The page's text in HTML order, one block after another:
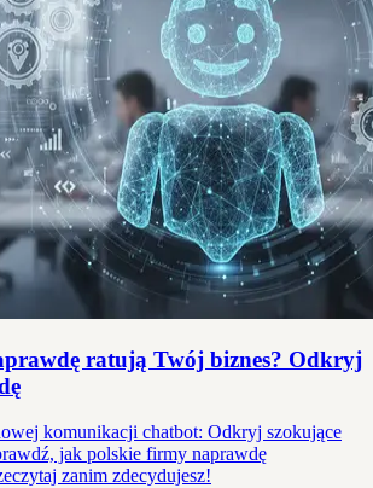
ratują Twój biznes? Odkryj
komunikacji chatbot: Odkryj szokujące
jak polskie firmy naprawdę
zanim zdecydujesz!